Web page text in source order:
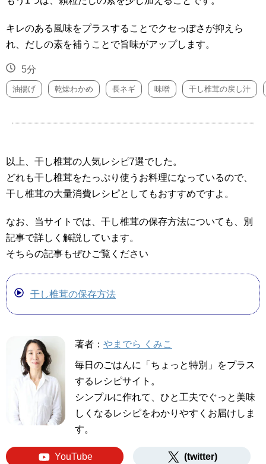
キレのある風味をプラスすることでクセっぽさが抑えら
れ、だしの素を補うことで旨味がアップします。
5分
油揚げ 乾燥わかめ 長ネギ 味噌 干し椎茸の戻し汁
以上、干し椎茸の人気レシピ7選でした。
どれも干し椎茸をたっぷり使うお料理になっているので、
干し椎茸の大量消費レシピとしてもおすすめですよ。
なお、当サイトでは、干し椎茸の保存方法についても、別
記事で詳しく解説しています。
そちらの記事もぜひご覧ください
干し椎茸の保存方法
著者： やまでら くみこ
毎日のごはんに「ちょっと特別」をプラス
するレシピサイト。
シンプルに作れて、ひと工夫でぐっと美味
しくなるレシピをわかりやすくお届けしま
す。
YouTube (twitter)